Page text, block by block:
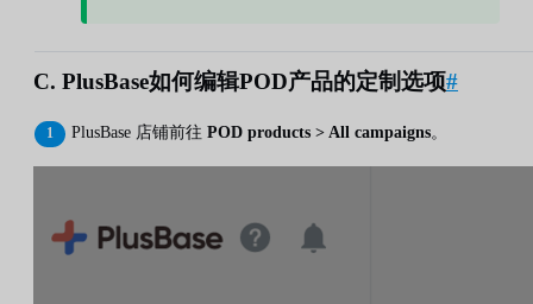
C. PlusBase如何编辑POD产品的定制选项#
PlusBase 店铺前往 POD products > All campaigns。